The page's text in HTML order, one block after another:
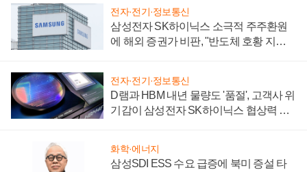
전자·전기·정보통신
삼성전자 SK하이닉스 소극적 주주환원
에 해외 증권가 비판, "반도체 호황 지속
전자·전기·정보통신
D램과 HBM 내년 물량도 '품절', 고객사 위
기감이 삼성전자 SK하이닉스 협상력 더
화학·에너지
삼성SDI ESS 수요 급증에 북미 증설 타